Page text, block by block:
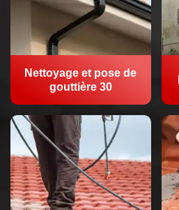
Nettoyage et pose de
gouttière 30